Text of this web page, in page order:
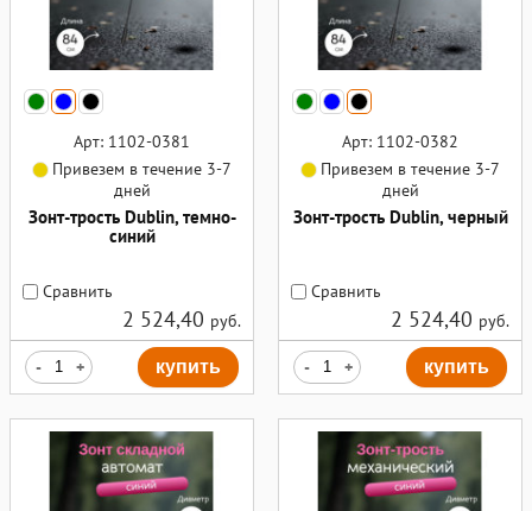
Арт: 1102-0381
Привезем в течение 3-7
дней
Зонт-трость Dublin, темно-
синий
Сравнить
2 524,40 руб.
- + купить
Арт: 1102-0382
Привезем в течение 3-7
дней
Зонт-трость Dublin, черный
Сравнить
2 524,40 руб.
- + купить